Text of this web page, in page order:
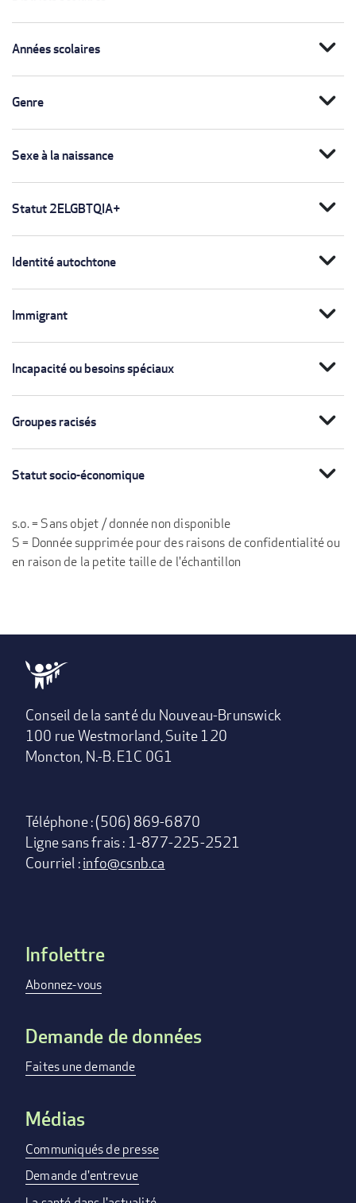
Années scolaires expand_more
Genre expand_more
Sexe à la naissance expand_more
Statut 2ELGBTQIA+ expand_more
Identité autochtone expand_more
Immigrant expand_more
Incapacité ou besoins spéciaux expand_more
Groupes racisés expand_more
Statut socio-économique expand_more
s.o. = Sans objet / donnée non disponible
S = Donnée supprimée pour des raisons de confidentialité ou
en raison de la petite taille de l'échantillon
Conseil de la santé du Nouveau-Brunswick
100 rue Westmorland, Suite 120
Moncton, N.-B. E1C 0G1
Téléphone : (506) 869-6870
Ligne sans frais : 1-877-225-2521
Courriel :info@csnb.ca
Footer
menu
Infolettre
Abonnez-vous
Demande de données
Faites une demande
Médias
Communiqués de presse
Demande d'entrevue